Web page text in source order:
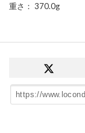
重さ ： 370.0g